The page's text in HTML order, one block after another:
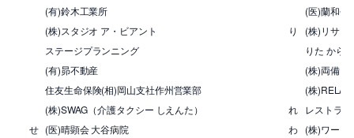
(有)鈴木工業所
(医)蘭和会
(株)スタジオ ア・ビアント
り
(株)リサー
ステージプランニング
りた から
(有)昴不動産
(株)両備シ
住友生命保険(相)岡山支社作州営業部
(株
(株)SWAG（介護タクシー しえんた）
れ レストラ
せ (医)晴顕会 大谷病院 わ (株)ワード